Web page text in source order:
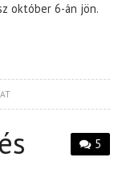
október 6-án jön.
5